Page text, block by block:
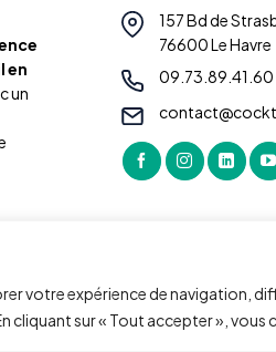
votre expérience de navigation,
cliquant sur « Tout accepter »,
en
un
157 Bd de
76600 Le Havre
09.73.89.41.60
©